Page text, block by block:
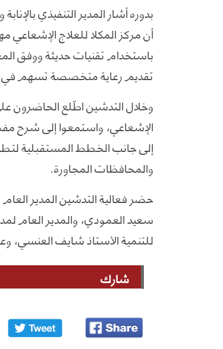
بدوره أشار المدير التنفيذي
أن مركز المكلا للعلاج
باستخدام تقنيات حديثة ووفق
تقديم رعاية متخصصة تسهم في
وخلال التدشين اطّلع الحاضرون
الإشعاعي، واستمعوا إلى شرح
إلى جانب الخطط المستقبلية
والمحافظات المجاورة.
حضر فعالية التدشين المدير
سعيد العمودي، والمدير العام
للتنمية الأستاذ شايف العنسي،
شارك